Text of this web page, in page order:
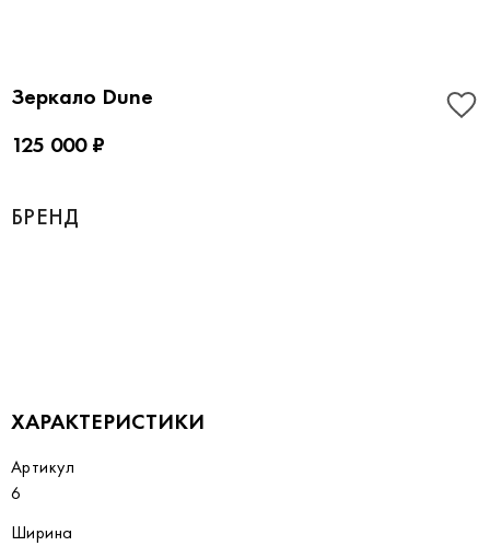
Зеркало Dune
125 000 ₽
БРЕНД
ХАРАКТЕРИСТИКИ
Артикул
6
Ширина